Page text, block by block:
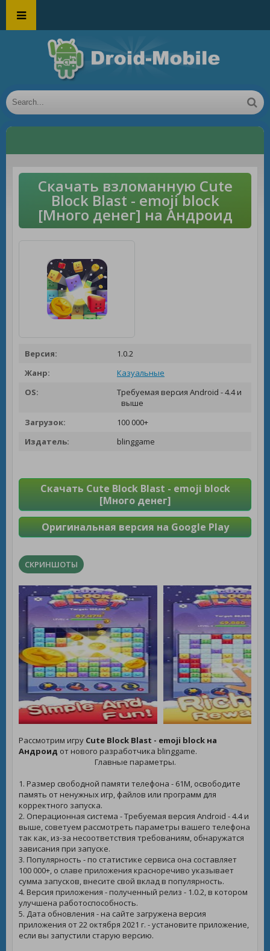
Скачать взломанную Cute
Block Blast - emoji block
[Много денег] на Андроид
Версия:
1.0.2
Жанр:
Казуальные
OS:
Требуемая версия Android - 4.4 и
выше
Загрузок:
100 000+
Издатель:
blinggame
Скачать Cute Block Blast - emoji block
[Много денег]
Оригинальная версия на Google Play
СКРИНШОТЫ
Рассмотрим игру Cute Block Blast - emoji block на
Андроид от нового разработчика blinggame.
Главные параметры.
1. Размер свободной памяти телефона - 61M, освободите
память от ненужных игр, файлов или программ для
корректного запуска.
2. Операционная система - Требуемая версия Android - 4.4 и
выше, советуем рассмотреть параметры вашего телефона
так как, из-за несоответствия требованиям, обнаружатся
зависания при запуске.
3. Популярность - по статистике сервиса она составляет
100 000+, о славе приложения красноречиво указывает
сумма запусков, внесите свой вклад в популярность.
4. Версия приложения - полученный релиз - 1.0.2, в котором
улучшена работоспособность.
5. Дата обновления - на сайте загружена версия
приложения от 22 октября 2021 г. - установите приложение,
если вы запустили старую версию.